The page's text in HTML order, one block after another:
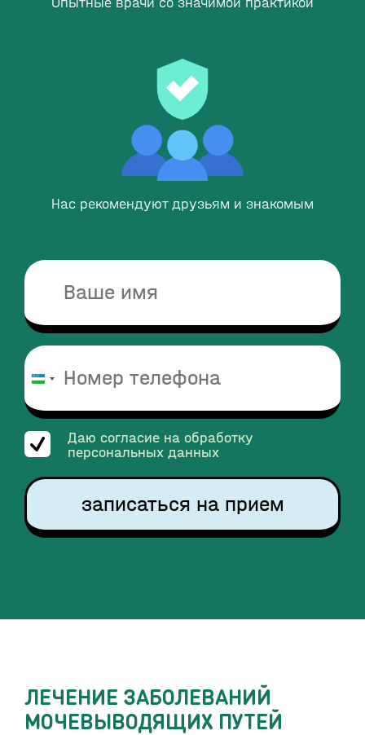
Нас рекомендуют друзьям и знакомым
Узбекистан
Даю согласие на обработку
персональных данных
записаться на прием
ЛЕЧЕНИЕ ЗАБОЛЕВАНИЙ
МОЧЕВЫВОДЯЩИХ ПУТЕЙ